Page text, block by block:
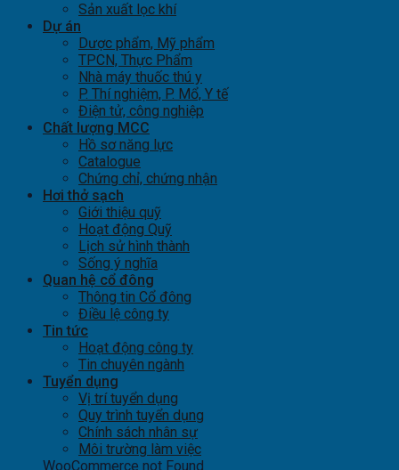
Sản xuất lọc khí
Dự án
Dược phẩm, Mỹ phẩm
TPCN, Thực Phẩm
Nhà máy thuốc thú y
P. Thí nghiệm, P. Mổ, Y tế
Điện tử, công nghiệp
Chất lượng MCC
Hồ sơ năng lực
Catalogue
Chứng chỉ, chứng nhận
Hơi thở sạch
Giới thiệu quỹ
Hoạt động Quỹ
Lịch sử hình thành
Sống ý nghĩa
Quan hệ cổ đông
Thông tin Cổ đông
Điều lệ công ty
Tin tức
Hoạt động công ty
Tin chuyên ngành
Tuyển dụng
Vị trí tuyển dụng
Quy trình tuyển dụng
Chính sách nhân sự
Môi trường làm việc
WooCommerce not Found